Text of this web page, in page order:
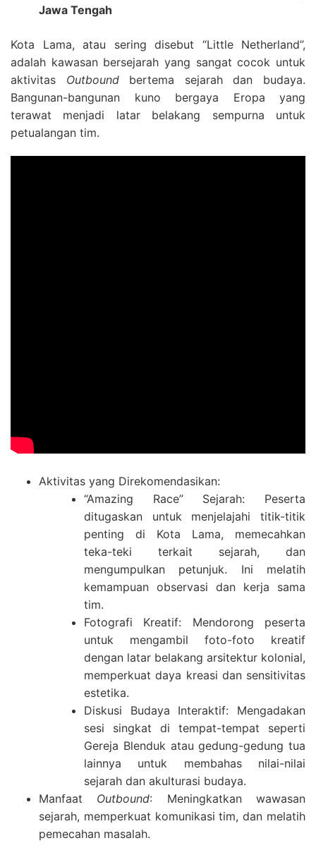
Jawa Tengah
Kota Lama, atau sering disebut “Little Netherland”,
adalah kawasan bersejarah yang sangat cocok untuk
aktivitas Outboundbertema sejarah dan budaya.
Bangunan-bangunan kuno bergaya Eropa yang
terawat menjadi latar belakang sempurna untuk
petualangan tim.
Aktivitas yang Direkomendasikan:
“Amazing Race” Sejarah: Peserta
ditugaskan untuk menjelajahi titik-titik
penting di Kota Lama, memecahkan
teka-teki terkait sejarah, dan
mengumpulkan petunjuk. Ini melatih
kemampuan observasi dan kerja sama
tim.
Fotografi Kreatif: Mendorong peserta
untuk mengambil foto-foto kreatif
dengan latar belakang arsitektur kolonial,
memperkuat daya kreasi dan sensitivitas
estetika.
Diskusi Budaya Interaktif: Mengadakan
sesi singkat di tempat-tempat seperti
Gereja Blenduk atau gedung-gedung tua
lainnya untuk membahas nilai-nilai
sejarah dan akulturasi budaya.
Manfaat Outbound: Meningkatkan wawasan
sejarah, memperkuat komunikasi tim, dan melatih
pemecahan masalah.